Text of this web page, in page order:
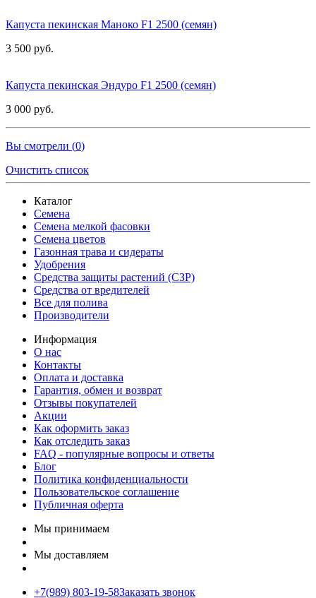
Капуста пекинская Маноко F1 2500 (семян)
3 500 руб.
Капуста пекинская Эндуро F1 2500 (семян)
3 000 руб.
Вы смотрели (0)
Очистить список
Каталог
Семена
Семена мелкой фасовки
Семена цветов
Газонная трава и сидераты
Удобрения
Средства защиты растений (СЗР)
Средства от вредителей
Все для полива
Производители
Информация
О нас
Контакты
Оплата и доставка
Гарантия, обмен и возврат
Отзывы покупателей
Акции
Как оформить заказ
Как отследить заказ
FAQ - популярные вопросы и ответы
Блог
Политика конфиденциальности
Пользовательское соглашение
Публичная оферта
Мы принимаем
Мы доставляем
+7(989) 803-19-58Заказать звонок